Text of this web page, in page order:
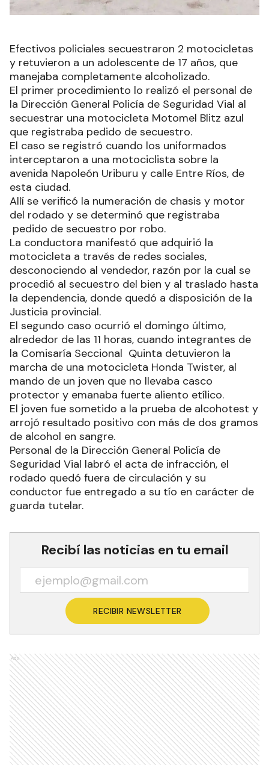
Efectivos policiales secuestraron 2 motocicletas
y retuvieron a un adolescente de 17 años, que
manejaba completamente alcoholizado.
El primer procedimiento lo realizó el personal de
la Dirección General Policía de Seguridad Vial al
secuestrar una motocicleta Motomel Blitz azul
que registraba pedido de secuestro.
El caso se registró cuando los uniformados
interceptaron a una motociclista sobre la
avenida Napoleón Uriburu y calle Entre Ríos, de
esta ciudad.
Allí se verificó la numeración de chasis y motor
del rodado y se determinó que registraba
pedido de secuestro por robo.
La conductora manifestó que adquirió la
motocicleta a través de redes sociales,
desconociendo al vendedor, razón por la cual se
procedió al secuestro del bien y al traslado hasta
la dependencia, donde quedó a disposición de la
Justicia provincial.
El segundo caso ocurrió el domingo último,
alrededor de las 11 horas, cuando integrantes de
la Comisaría Seccional Quinta detuvieron la
marcha de una motocicleta Honda Twister, al
mando de un joven que no llevaba casco
protector y emanaba fuerte aliento etílico.
El joven fue sometido a la prueba de alcohotest y
arrojó resultado positivo con más de dos gramos
de alcohol en sangre.
Personal de la Dirección General Policía de
Seguridad Vial labró el acta de infracción, el
rodado quedó fuera de circulación y su
conductor fue entregado a su tío en carácter de
guarda tutelar.
Recibí las noticias en tu email
RECIBIR NEWSLETTER
Ads